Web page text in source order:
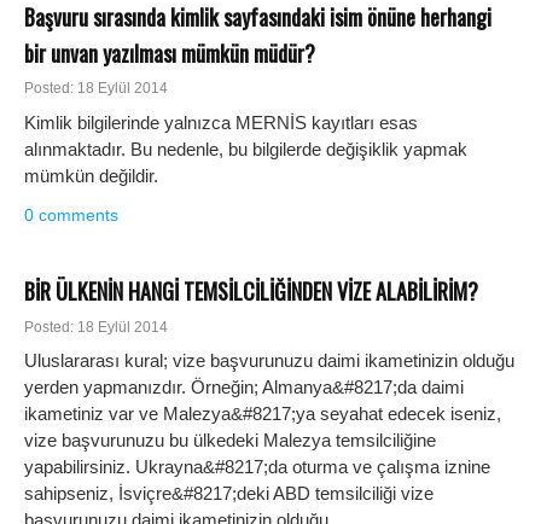
Başvuru sırasında kimlik sayfasındaki isim önüne herhangi
bir unvan yazılması mümkün müdür?
Posted: 18 Eylül 2014
Kimlik bilgilerinde yalnızca MERNİS kayıtları esas
alınmaktadır. Bu nedenle, bu bilgilerde değişiklik yapmak
mümkün değildir.
0 comments
BİR ÜLKENİN HANGİ TEMSİLCİLİĞİNDEN VİZE ALABİLİRİM?
Posted: 18 Eylül 2014
Uluslararası kural; vize başvurunuzu daimi ikametinizin olduğu
yerden yapmanızdır. Örneğin; Almanya&#8217;da daimi
ikametiniz var ve Malezya&#8217;ya seyahat edecek iseniz,
vize başvurunuzu bu ülkedeki Malezya temsilciliğine
yapabilirsiniz. Ukrayna&#8217;da oturma ve çalışma iznine
sahipseniz, İsviçre&#8217;deki ABD temsilciliği vize
başvurunuzu daimi ikametinizin olduğu